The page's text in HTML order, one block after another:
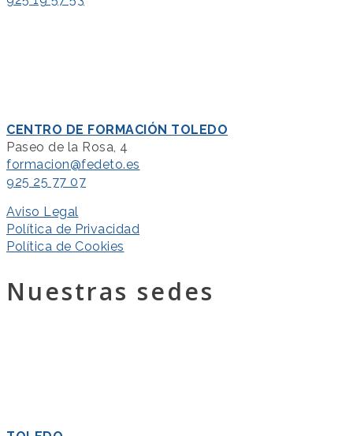
CENTRO DE FORMACIÓN TOLEDO
Paseo de la Rosa, 4
formacion@fedeto.es
925 25 77 07
Aviso Legal
Política de Privacidad
Política de Cookies
Nuestras sedes